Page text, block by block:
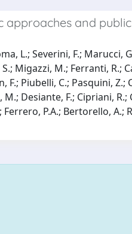
and
L.; Severini, F.; Marucci,
Migazzi, M.; Ferranti, R.;
Piubelli, C.; Pasquini,
Desiante, F.; Cipriani, R.;
P.A.; Bertorello,